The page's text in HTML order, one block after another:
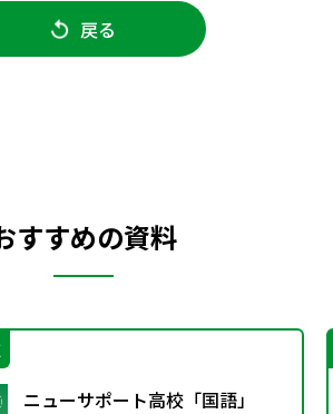
戻る
すすめの資料
ニューサポート高校「国語」